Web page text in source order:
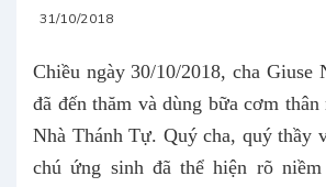
31/10/2018
Chiều ngày 30/10/2018, cha Giuse
đã đến thăm và dùng bữa cơm
Nhà Thánh Tự. Quý cha, quý thầy
chú ứng sinh đã thể hiện rõ